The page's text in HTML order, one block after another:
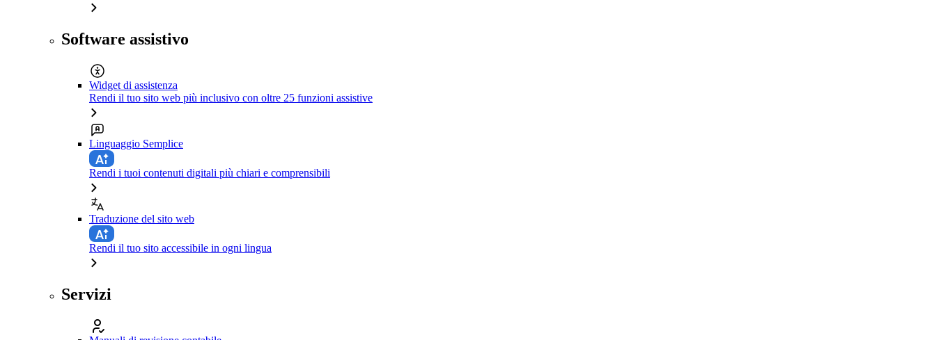
Software assistivo
Widget di assistenza
Rendi il tuo sito web più inclusivo con oltre 25 funzioni assistive
Linguaggio Semplice
Rendi i tuoi contenuti digitali più chiari e comprensibili
Traduzione del sito web
Rendi il tuo sito accessibile in ogni lingua
Servizi